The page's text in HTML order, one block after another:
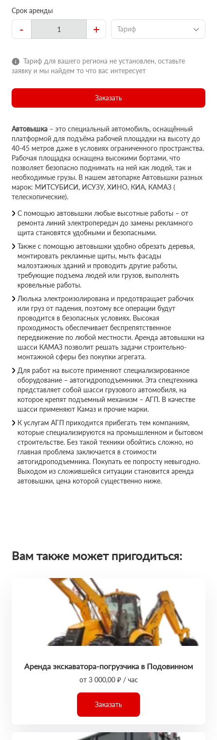
Срок аренды
- + Тариф
Тариф для вашего региона не установлен, оставьте
заявку и мы найдем то что вас интересует
Заказать
Автовышка – это специальный автомобиль, оснащённый
платформой для подъёма рабочей площадки на высоту до
40-45 метров даже в условиях ограниченного пространства.
Рабочая площадка оснащена высокими бортами, что
позволяет безопасно поднимать на ней как людей, так и
необходимые грузы. В нашем автопарке Автовышки разных
марок: МИТСУБИСИ, ИСУЗУ, ХИНО, КИА, КАМАЗ (
телескопические).
С помощью автовышки любые высотные работы – от
ремонта линий электропередач до замены рекламного
щита становятся удобными и безопасными.
Также с помощью автовышки удобно обрезать деревья,
монтировать рекламные щиты, мыть фасады
малоэтажных зданий и проводить другие работы,
требующие подъема людей или грузов, выполнять
кровельные работы.
Люлька электроизолирована и предотвращает рабочих
или груз от падения, поэтому все операции будут
проводится в безопасных условиях. Высокая
проходимость обеспечивает беспрепятственное
передвижение по любой местности. Аренда автовышки на
шасси КАМАЗ позволит решать задачи строительно-
монтажной сферы без покупки агрегата.
Для работ на высоте применяют специализированное
оборудование – автогидроподъемники. Эта спецтехника
представляет собой шасси грузового автомобиля, на
которое крепят подъемный механизм – АГП. В качестве
шасси применяют Камаз и прочие марки.
К услугам АГП приходится прибегать тем компаниям,
которые специализируются на промышленном и бытовом
строительстве. Без такой техники обойтись сложно, но
главная проблема заключается в стоимости
автогидроподъемника. Покупать ее попросту невыгодно.
Выходом из сложившейся ситуации становится аренда
автовышки, цена которой существенно ниже.
Вам также может пригодиться:
Аренда экскаватора-погрузчика в Подовинном
от 3 000,00 ₽ / час
Заказать